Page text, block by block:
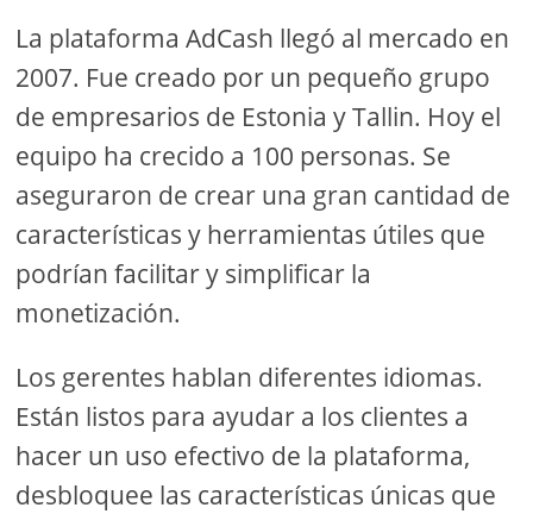
La plataforma AdCash llegó al mercado en
2007. Fue creado por un pequeño grupo
de empresarios de Estonia y Tallin. Hoy el
equipo ha crecido a 100 personas. Se
aseguraron de crear una gran cantidad de
características y herramientas útiles que
podrían facilitar y simplificar la
monetización.
Los gerentes hablan diferentes idiomas.
Están listos para ayudar a los clientes a
hacer un uso efectivo de la plataforma,
desbloquee las características únicas que